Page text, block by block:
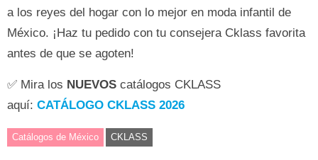
a los reyes del hogar con lo mejor en moda infantil de
México. ¡Haz tu pedido con tu consejera Cklass favorita
antes de que se agoten!
✅ Mira los NUEVOS catálogos CKLASS
aquí: CATÁLOGO CKLASS 2026
Catálogos de México CKLASS